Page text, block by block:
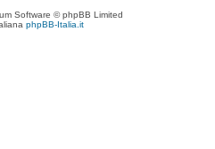
Software © phpBB Limited
phpBB-Italia.it